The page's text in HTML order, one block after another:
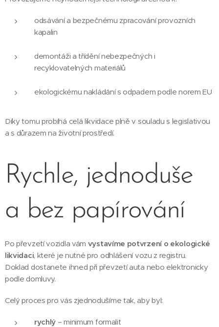
odsávání a bezpečnému zpracování provozních
kapalin
demontáži a třídění nebezpečných i
recyklovatelných materiálů
ekologickému nakládání s odpadem podle norem EU
Díky tomu probíhá celá likvidace plně v souladu s legislativou
a s důrazem na životní prostředí.
Rychle, jednoduše
a bez papírování
Po převzetí vozidla vám vystavíme potvrzení o ekologické
likvidaci, které je nutné pro odhlášení vozu z registru.
Doklad dostanete ihned při převzetí auta nebo elektronicky
podle domluvy.
Celý proces pro vás zjednodušíme tak, aby byl:
rychlý – minimum formalit